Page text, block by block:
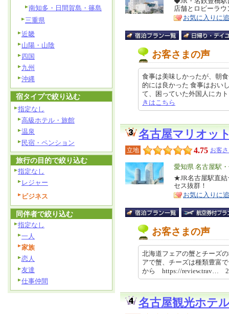
ア
特
徴
店舗とロビーラ
お気に入りに
お客さまの声
食事は美味しかったが、朝
的には良かった 食事はおい
て、困っていた外国人にカ
きはこちら
名古屋マリオッ
立地 4.75 お客
エ
リ
ア
愛知県 名古屋駅
特
徴
★JR名古屋駅直
セス抜群！
お気に入りに
お客さまの声
北海道フェアの蟹とチーズ
アで蟹、チーズは種類豊富
から https://review.trav…
名古屋観光ホテ
南知多・日間賀島・篠島
三重県
近畿
山陽・山陰
四国
九州
沖縄
宿タイプで絞り込む
指定なし
高級ホテル・旅館
温泉
民宿・ペンション
旅行の目的で絞り込む
指定なし
レジャー
ビジネス
同伴者で絞り込む
指定なし
一人
家族
恋人
友達
仕事仲間